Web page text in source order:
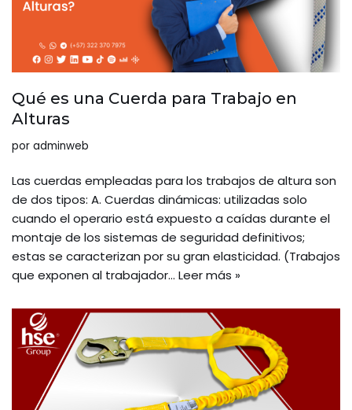
Qué es una Cuerda para Trabajo en
Alturas
por adminweb
Las cuerdas empleadas para los trabajos de altura son
de dos tipos: A. Cuerdas dinámicas: utilizadas solo
cuando el operario está expuesto a caídas durante el
montaje de los sistemas de seguridad definitivos;
estas se caracterizan por su gran elasticidad. (Trabajos
que exponen al trabajador… Leer más »